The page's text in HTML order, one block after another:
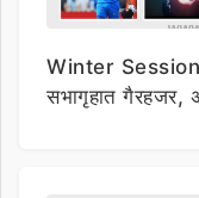
Winter Session
सभागृहात गैरहजर,